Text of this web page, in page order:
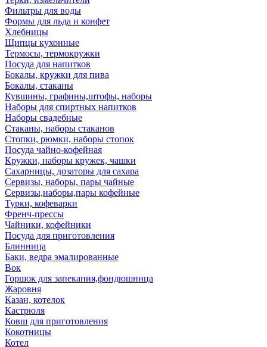
Фильтры для воды
Формы для льда и конфет
Хлебницы
Щипцы кухонные
Термосы, термокружки
Посуда для напитков
Бокалы, кружки для пива
Бокалы, стаканы
Кувшины, графины,штофы, наборы
Наборы для спиртных напитков
Наборы свадебные
Стаканы, наборы стаканов
Стопки, рюмки, наборы стопок
Посуда чайно-кофейная
Кружки, наборы кружек, чашки
Сахарницы, дозаторы для сахара
Сервизы, наборы, пары чайные
Сервизы,наборы,пары кофейные
Турки, кофеварки
Френч-прессы
Чайники, кофейники
Посуда для приготовления
Блинница
Баки, ведра эмалированные
Вок
Горшок для запекания,фондюшница
Жаровня
Казан, котелок
Кастрюля
Ковш для приготовления
Кокотницы
Котел